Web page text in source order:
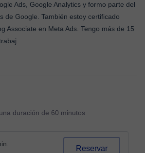
Ads, Google Analytics y formo parte del
de Google. También estoy certificado
Associate en Meta Ads. Tengo más de 15
duración de 60 minutos
Reservar